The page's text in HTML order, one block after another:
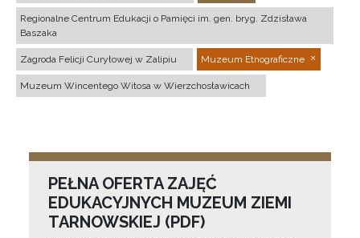
Regionalne Centrum Edukacji o Pamięci im. gen. bryg. Zdzisława
Baszaka
Zagroda Felicji Curyłowej w Zalipiu Muzeum Etnograficzne
Muzeum Wincentego Witosa w Wierzchosławicach
PEŁNA OFERTA ZAJĘĆ
EDUKACYJNYCH MUZEUM ZIEMI
TARNOWSKIEJ (PDF)